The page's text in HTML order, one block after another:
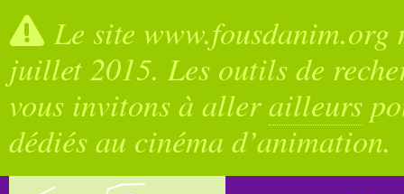
Le site
juillet 2015. Les outils de
vous invitons à allerailleurs
dédiés au cinéma d’animation.